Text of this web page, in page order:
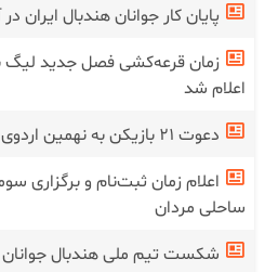
پایان کار جوانان هندبال ایران
زمان قرعه‌کشی فصل جدید لیگ
اعلام شد
دعوت ۲۱ بازیکن به نهمین اردوی تیم ملی هندبال نوجوانان
اعلام زمان ثبت‌نام و برگزاری
ساحلی مردان
شکست تیم ملی هندبال جوانان